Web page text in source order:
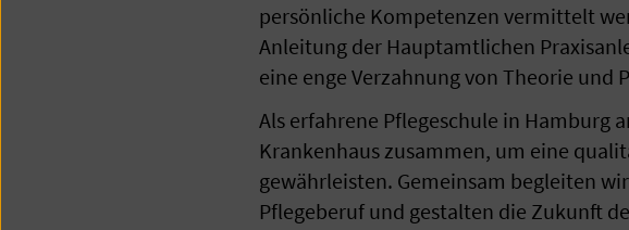
persönliche Kompetenzen vermittelt
Anleitung der Hauptamtlichen
eine enge Verzahnung von Theorie und
Als erfahrene Pflegeschule in Hamburg
Krankenhaus zusammen, um eine
gewährleisten. Gemeinsam begleiten
Pflegeberuf und gestalten die Zukunft